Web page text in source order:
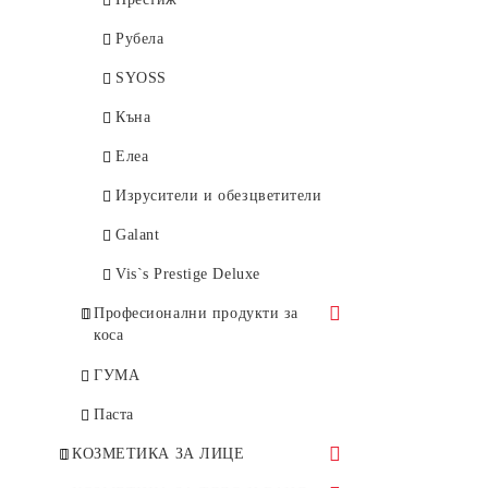
Афродита
Venita
Medix
Pantenol
Сара
Други
Rosa Impex
Рубела
SYOSS
Къна
Елеа
Изрусители и обезцветители
Galant
Vis`s Prestige Deluxe
Професионални продукти за
коса
YUNSEY
Keratin Complex
Plus 33
ГУМА
Паста
КОЗМЕТИКА ЗА ЛИЦЕ